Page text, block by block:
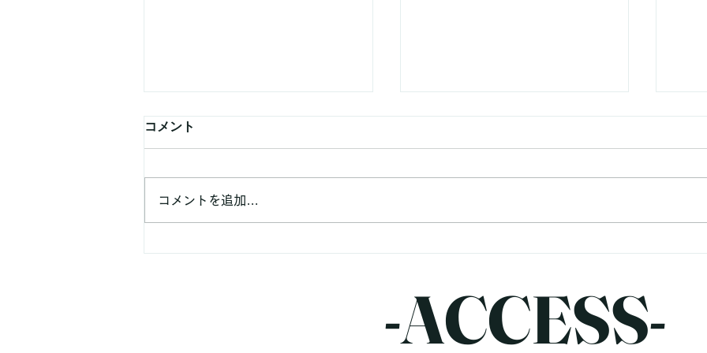
外食でも太りにくい食べ方5
選！ダイエット中に知ってお
イント こんにちは！町田パーソ
ナルジム4C's GYMの山崎です。
腸活はダイエットに効果があ
当？ 」「ダイエットには腸内環
このような疑問をお持ちの方も多
いのではないでしょうか。 最近
よく耳にする「腸活」ですが、腸
脂
どう
コメント
コメントを追加…
-​ACCESS-